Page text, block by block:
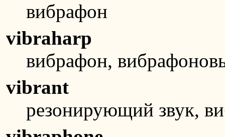
вибрафон
vibraharp
вибрафон,
vibrant
резонирующий звук,